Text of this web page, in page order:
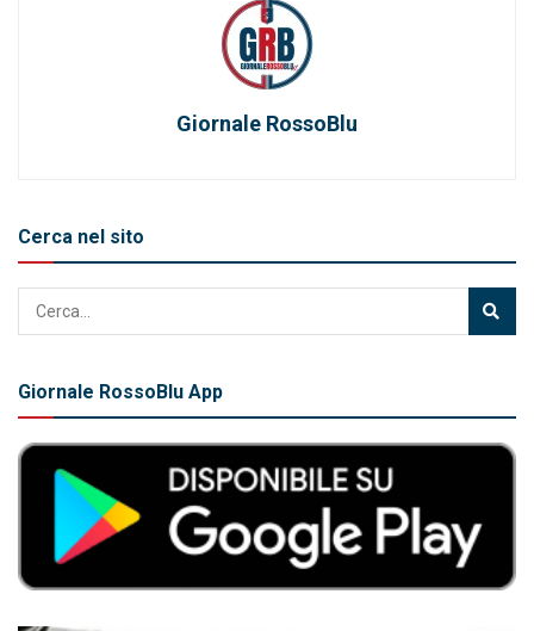
Giornale RossoBlu
Cerca nel sito
Giornale RossoBlu App